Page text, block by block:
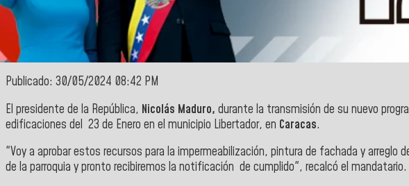
Publicado: 30/05/2024 08:42 PM
El presidente de la República, Nicolás Maduro, durante la transmisión de su nuevo
edificaciones del 23 de Enero en el municipio Libertador, en Caracas.
"Voy a aprobar estos recursos para la impermeabilización, pintura de fachada y arreglo
de la parroquia y pronto recibiremos la notificación de cumplido", recalcó el mandatario.